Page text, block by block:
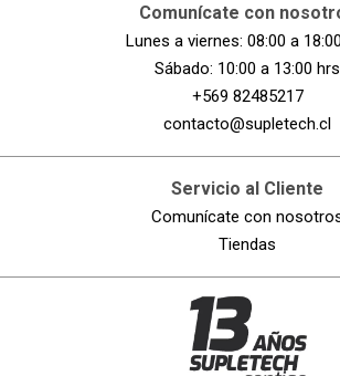
Comunícate con
Lunes a viernes: 08:00 a
Sábado: 10:00 a 13:00 hrs
+569 82485217
contacto@supletech.cl
Servicio al Cliente
Comunícate con
Tiendas